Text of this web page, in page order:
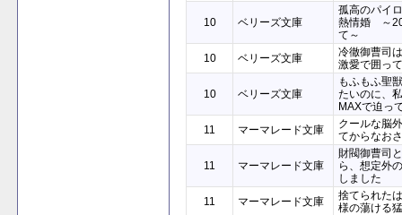
10 ベリーズ文庫
孤高のパイ
熱情婚 ～
て～
10
ベリーズ文庫
冷徹御曹司
激愛で囲っ
10 ベリーズ文庫
もふもふ聖
たいのに、
MAXで迫っ
11
マーマレード文庫
クールな脳
てからなお
11 マーマレード文庫
財閥御曹司
ら、想定外
しました
11
マーマレード文庫
捨てられた
様の蕩ける